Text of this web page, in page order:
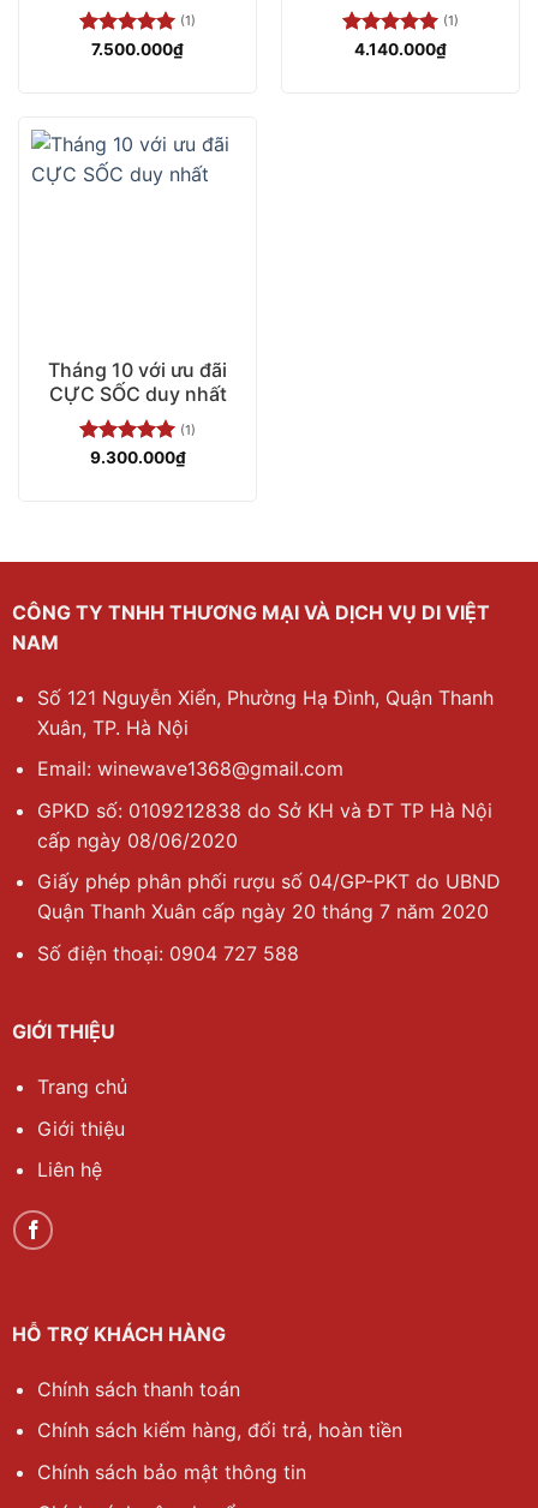
Được xếp
(1)
7.500.000₫
Được xếp
(1)
4.140.000₫
Tháng 10 với ưu đãi
CỰC SỐC duy nhất
Được xếp
(1)
9.300.000₫
CÔNG TY TNHH THƯƠNG MẠI VÀ DỊCH VỤ DI VIỆT
NAM
Số 121 Nguyễn Xiển, Phường Hạ Đình, Quận Thanh
Xuân, TP. Hà Nội
Email: winewave1368@gmail.com
GPKD số: 0109212838 do Sở KH và ĐT TP Hà Nội
cấp ngày 08/06/2020
Giấy phép phân phối rượu số 04/GP-PKT do UBND
Quận Thanh Xuân cấp ngày 20 tháng 7 năm 2020
Số điện thoại: 0904 727 588
GIỚI THIỆU
Trang chủ
Giới thiệu
Liên hệ
HỖ TRỢ KHÁCH HÀNG
Chính sách thanh toán
Chính sách kiểm hàng, đổi trả, hoàn tiền
Chính sách bảo mật thông tin